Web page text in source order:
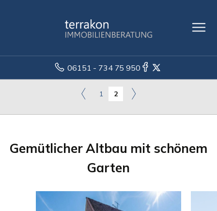
06151 - 734 75 950
1 2
Gemütlicher Altbau mit schönem
Garten